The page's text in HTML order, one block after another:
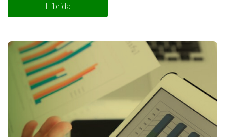
Híbrida